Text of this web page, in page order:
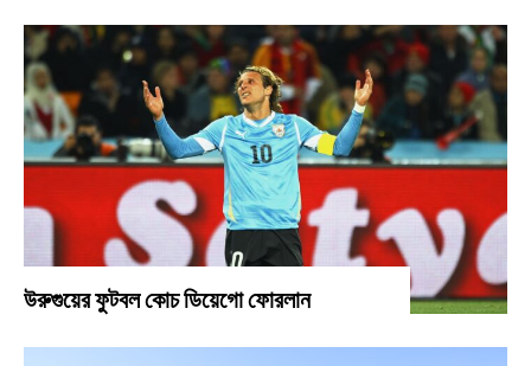
উরুগুয়ের ফুটবল কোচ ডিয়েগো ফোরলান